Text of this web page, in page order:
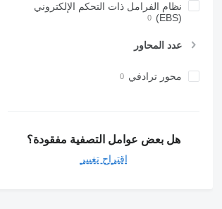
نظام الفرامل ذات التحكم الإلكتروني
(EBS)
عدد المحاور
محور ترادفي
هل بعض عوامل التصفية مفقودة؟
اقتراح تغيير